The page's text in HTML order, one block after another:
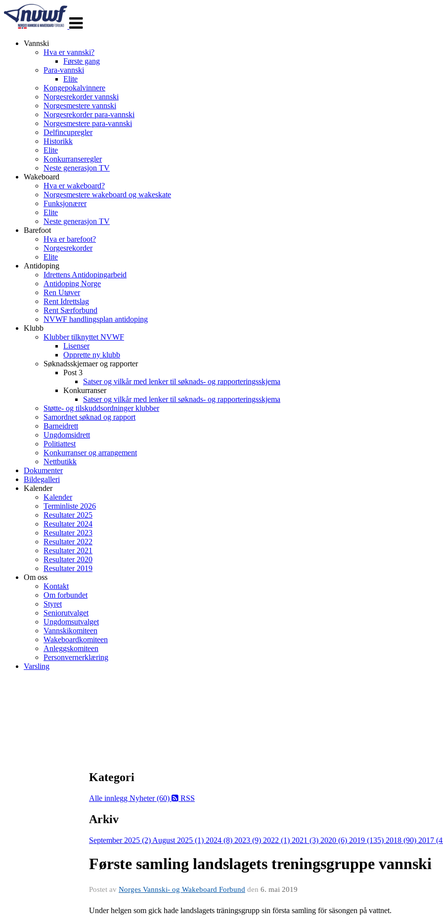
navigasjon
Vannski
Hva er vannski?
Første gang
Para-vannski
Elite
Kongepokalvinnere
Norgesrekorder vannski
Norgesmestere vannski
Norgesrekorder para-vannski
Norgesmestere para-vannski
Delfincupregler
Historikk
Elite
Konkurranseregler
Neste generasjon TV
Wakeboard
Hva er wakeboard?
Norgesmestere wakeboard og wakeskate
Funksjonærer
Elite
Neste generasjon TV
Barefoot
Hva er barefoot?
Norgesrekorder
Elite
Antidoping
Idrettens Antidopingarbeid
Antidoping Norge
Ren Utøver
Rent Idrettslag
Rent Særforbund
NVWF handlingsplan antidoping
Klubb
Klubber tilknyttet NVWF
Lisenser
Opprette ny klubb
Søknadsskjemaer og rapporter
Post 3
Satser og vilkår med lenker til søknads- og rapporteringsskjema
Konkurranser
Satser og vilkår med lenker til søknads- og rapporteringsskjema
Støtte- og tilskuddsordninger klubber
Samordnet søknad og rapport
Barneidrett
Ungdomsidrett
Politiattest
Konkurranser og arrangement
Nettbutikk
Dokumenter
Bildegalleri
Kalender
Kalender
Terminliste 2026
Resultater 2025
Resultater 2024
Resultater 2023
Resultater 2022
Resultater 2021
Resultater 2020
Resultater 2019
Om oss
Kontakt
Om forbundet
Styret
Seniorutvalget
Ungdomsutvalget
Vannskikomiteen
Wakeboardkomiteen
Anleggskomiteen
Personvernerklæring
Varsling
Kategori
Alle innlegg Nyheter (60) RSS
Arkiv
September 2025 (2) August 2025 (1) 2024 (8) 2023 (9) 2022 (1) 2021 (3) 2020 (6) 2019 (135) 2018 (90) 2017
Første samling landslagets treningsgruppe vannski
Postet av Norges Vannski- og Wakeboard Forbund den 6. mai 2019
Under helgen som gick hade landslagets träningsgrupp sin första samling för säsongen på vattnet.